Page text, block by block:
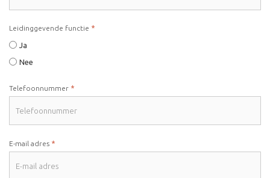
Leidinggevende functie *
Ja
Nee
Telefoonnummer *
E-mail adres *